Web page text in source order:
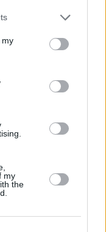
que algún
derecho de
se aplicarán
este sitio web o
my
my
the